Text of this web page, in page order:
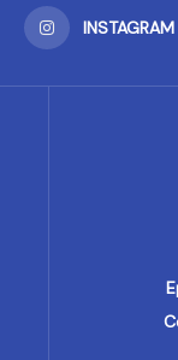
INSTAGRAM